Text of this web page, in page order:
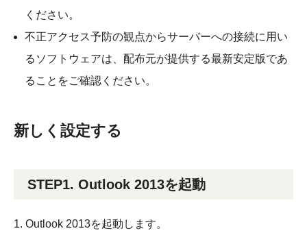
ください。
不正アクセス予防の観点からサーバーへの接続に用い
るソフトウェアは、配布元が提供する最新安定版であ
ることをご確認ください。
新しく設定する
STEP1. Outlook 2013を起動
1. Outlook 2013を起動します。